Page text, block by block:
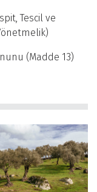
Tescil ve
(Madde 13)